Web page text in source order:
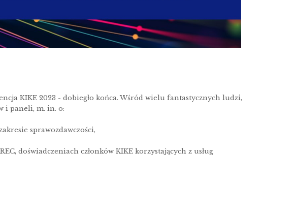
KIKE 2023 - dobiegło końca. Wśród wielu fantastycznych ludzi,
i paneli, m. in. o:
sprawozdawczości,
doświadczeniach członków KIKE korzystających z usług